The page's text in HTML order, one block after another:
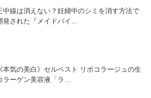
中線は消えない？妊婦中のシミを消す方法で
発された『メイドバイ…
《本気の美白》セルベスト リポコラージュの生
ラーゲン美容液「ラ…